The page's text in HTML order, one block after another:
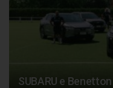
SUBARU e